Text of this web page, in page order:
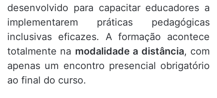
desenvolvido para capacitar educadores a
implementarem práticas pedagógicas
inclusivas eficazes. A formação acontece
totalmente na modalidade a distância, com
apenas um encontro presencial obrigatório
ao final do curso.